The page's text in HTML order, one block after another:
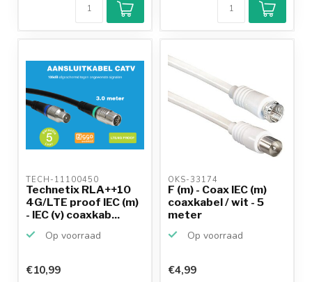
TECH-11100450
Technetix RLA++10
4G/LTE proof IEC (m)
- IEC (v) coaxkab...
Op voorraad
€10,99
OKS-33174
F (m) - Coax IEC (m)
coaxkabel / wit - 5
meter
Op voorraad
€4,99